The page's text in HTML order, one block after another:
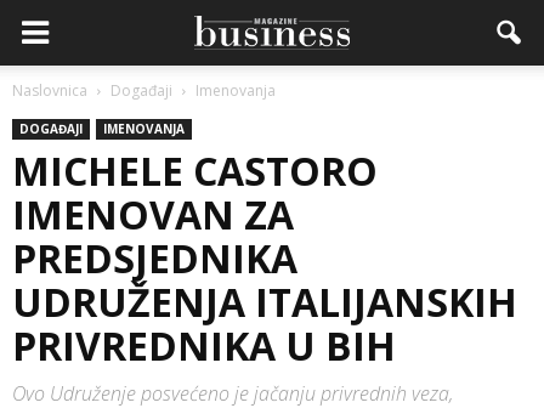
Naslovnica Događaji Imenovanja
DOGAĐAJI IMENOVANJA
MICHELE CASTORO
IMENOVAN ZA
PREDSJEDNIKA
UDRUŽENJA ITALIJANSKIH
PRIVREDNIKA U BIH
Ovo Udruženje posvećeno je jačanju privrednih veza,